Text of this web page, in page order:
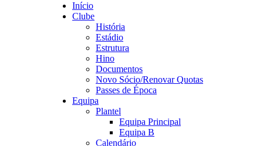
Início
Clube
História
Estádio
Estrutura
Hino
Documentos
Novo Sócio/Renovar Quotas
Passes de Época
Equipa
Plantel
Equipa Principal
Equipa B
Calendário